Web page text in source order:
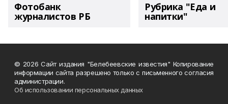
Фотобанк
журналистов РБ
Рубрика "Еда и
напитки"
© 2026 Сайт издания "Белебеевские известия" Копирование
информации сайта разрешено только с письменного согласия
администрации.
Об использовании персональных данных